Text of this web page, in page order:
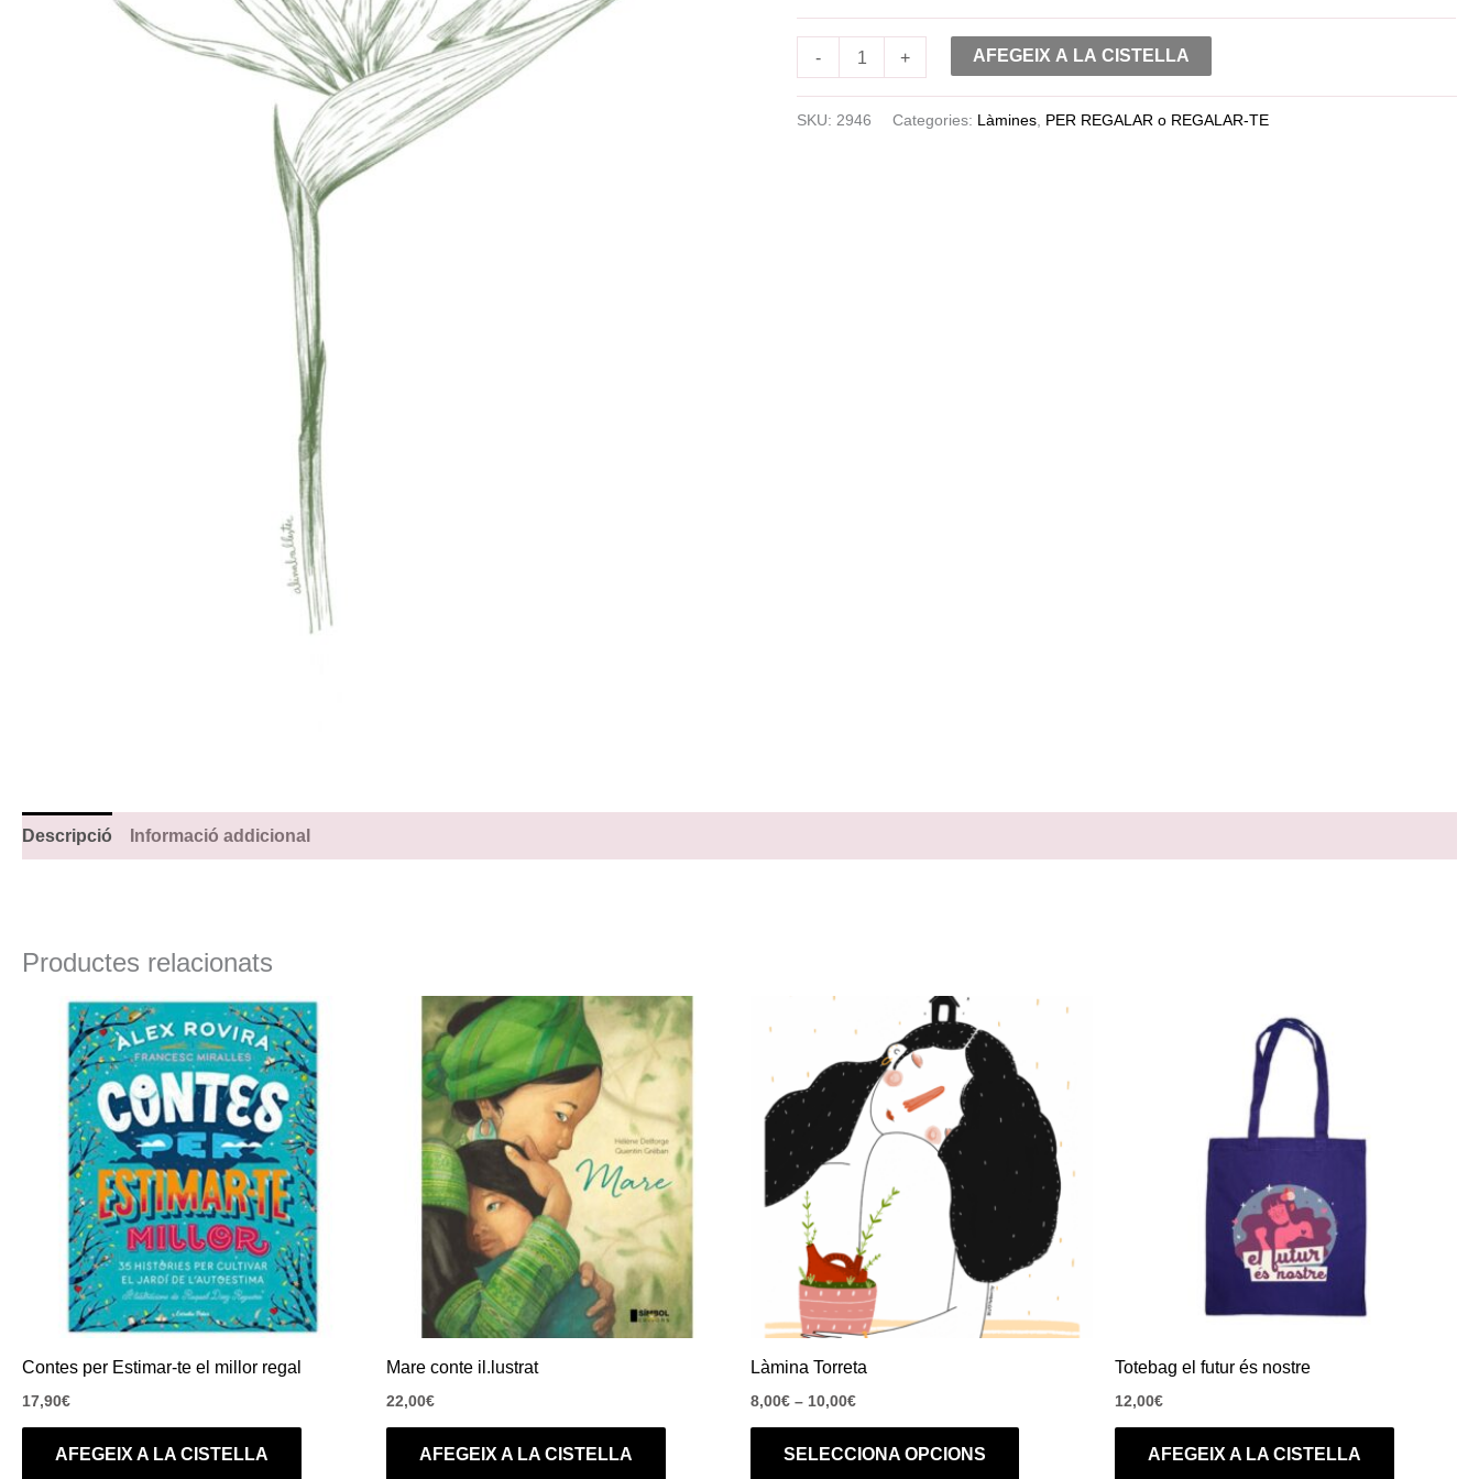
- + AFEGEIX A LA CISTELLA
SKU: 2946 Categories: Làmines PER REGALAR o REGALAR-TE
Descripció Informació addicional
Productes relacionats
Contes per Estimar-te el millor regal
17,90€
AFEGEIX A LA CISTELLA
Mare conte il.lustrat
22,00€
AFEGEIX A LA CISTELLA
Làmina Torreta
8,00€ – 10,00€
preus:
8,00€
10,00€
SELECCIONA OPCIONS
Aquest
diverses
variants.
opcions
poden
triar
la
producte
Totebag el futur és nostre
12,00€
AFEGEIX A LA CISTELLA